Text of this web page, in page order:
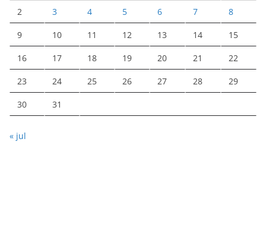
2 3 4 5 6 7 8
9 10 11 12 13 14 15
16 17 18 19 20 21 22
23 24 25 26 27 28 29
30 31
« jul